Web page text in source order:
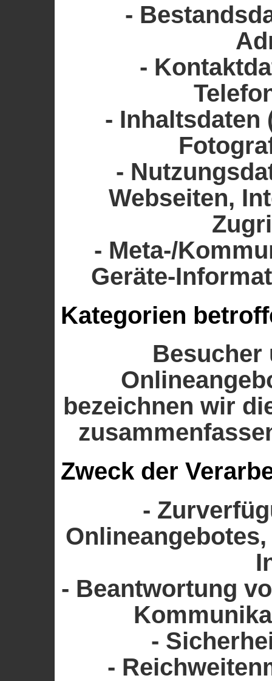
-
-
- Inhaltsdaten
-
Webseiten,
- Meta-/
Geräte-
Kategorien
Besucher
bezeichnen wir
Zweck der
-
- Beantwortung
-
-